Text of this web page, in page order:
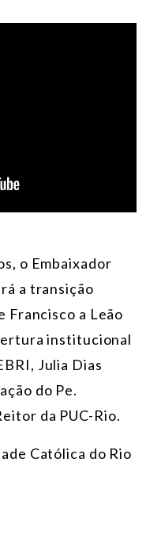
o Embaixador
a transição
Francisco a Leão
institucional
Julia Dias
do Pe.
da PUC-Rio.
Católica do Rio